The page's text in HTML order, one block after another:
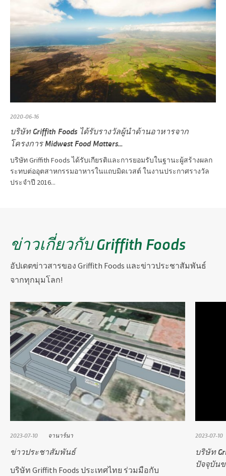
2020-06-16
บริษัท Griffith Foods ได้รับรางวัลผู้นำด้านอาหารจาก
โครงการ Midwest Food Matters...
บริษัท Griffith Foods ได้รับเกียรติและการยอมรับในฐานะผู้สร้างผลก
ระทบต่ออุตสาหกรรมอาหารในแถบมิดเวสต์ ในงานประกาศรางวัล
ประจำปี 2016...
ข่าวเกี่ยวกับ Griffith Foods
อัปเดตข่าวสารของ Griffith Foods และข่าวประชาสัมพันธ์
จากทุกมุมโลก!
2023-07-10 จานาร์นา
ข่าวประชาสัมพันธ์
บริษัท Griffith Foods ประเทศไทย ร่วมมือกับ
2023-07-10
บริษัท
ปัจจุบัน